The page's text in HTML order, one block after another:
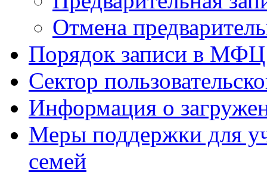
Отмена
Порядок записи в МФЦ
Сектор
Информация о
Меры поддержки для
семей